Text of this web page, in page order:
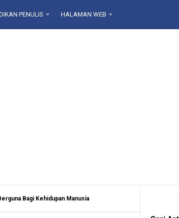
PENULIS HALAMAN WEB
Bagi Kehidupan Manusia